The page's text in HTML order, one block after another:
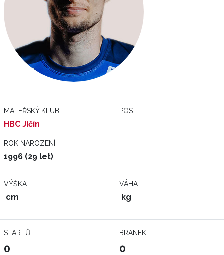
MATEŘSKÝ KLUB
HBC Jičín
POST
ROK NAROZENÍ
1996 (29 let)
VÝŠKA
cm
VÁHA
kg
STARTŮ
0
BRANEK
0